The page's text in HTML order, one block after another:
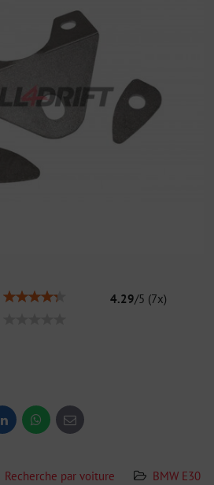
4.29/5 (7x)
LinkedInWhatsApp
E-
mail
Recherche par voiture BMW E30